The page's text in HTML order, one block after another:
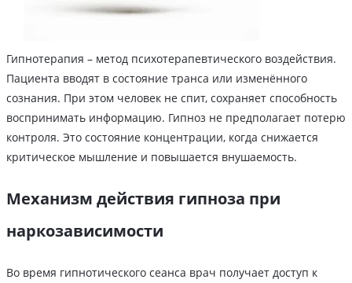
Гипнотерапия – метод психотерапевтического воздействия.
Пациента вводят в состояние транса или изменённого
сознания. При этом человек не спит, сохраняет способность
воспринимать информацию. Гипноз не предполагает потерю
контроля. Это состояние концентрации, когда снижается
критическое мышление и повышается внушаемость.
Механизм действия гипноза при
наркозависимости
Во время гипнотического сеанса врач получает доступ к